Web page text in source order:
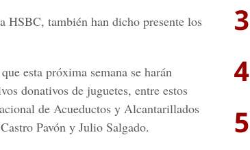
HSBC, también han dicho presente los
esta próxima semana se harán
donativos de juguetes, entre estos
de Acueductos y Alcantarillados
Pavón y Julio Salgado.
3
4
5